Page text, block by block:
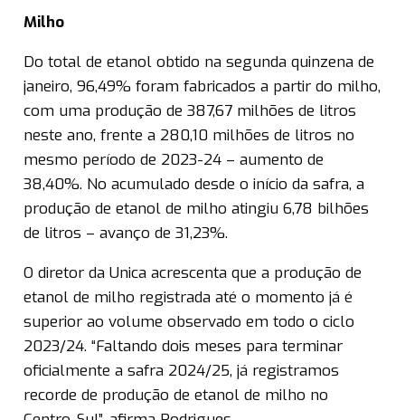
Milho
Do total de etanol obtido na segunda quinzena de
janeiro, 96,49% foram fabricados a partir do milho,
com uma produção de 387,67 milhões de litros
neste ano, frente a 280,10 milhões de litros no
mesmo período de 2023-24 – aumento de
38,40%. No acumulado desde o início da safra, a
produção de etanol de milho atingiu 6,78 bilhões
de litros – avanço de 31,23%.
O diretor da Unica acrescenta que a produção de
etanol de milho registrada até o momento já é
superior ao volume observado em todo o ciclo
2023/24. “Faltando dois meses para terminar
oficialmente a safra 2024/25, já registramos
recorde de produção de etanol de milho no